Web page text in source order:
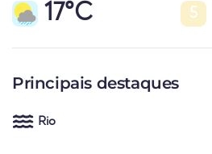
17°C 5
Principais destaques
Rio